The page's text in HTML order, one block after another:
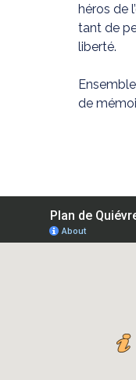
héros de
tant de
liberté.
de